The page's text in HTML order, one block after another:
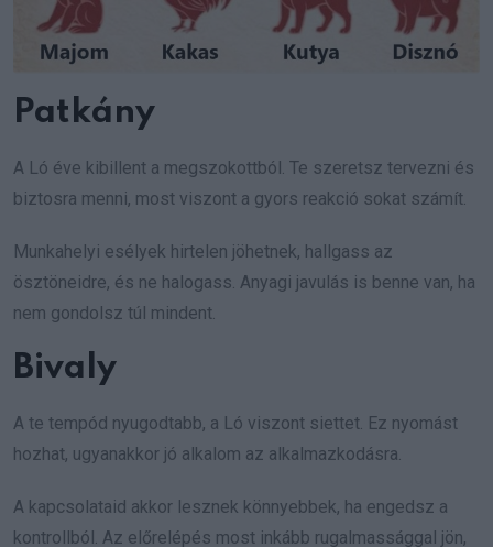
Patkány
A Ló éve kibillent a megszokottból. Te szeretsz tervezni és
biztosra menni, most viszont a gyors reakció sokat számít.
Munkahelyi esélyek hirtelen jöhetnek, hallgass az
ösztöneidre, és ne halogass. Anyagi javulás is benne van, ha
nem gondolsz túl mindent.
Bivaly
A te tempód nyugodtabb, a Ló viszont siettet. Ez nyomást
hozhat, ugyanakkor jó alkalom az alkalmazkodásra.
A kapcsolataid akkor lesznek könnyebbek, ha engedsz a
kontrollból. Az előrelépés most inkább rugalmassággal jön,